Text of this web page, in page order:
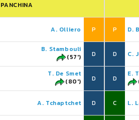
PANCHINA
A. Olliero P
B. Stambouli
(57')
D
T. De Smet
(80')
D
A. Tchaptchet D
P D.
D C.
D
E.
C L.